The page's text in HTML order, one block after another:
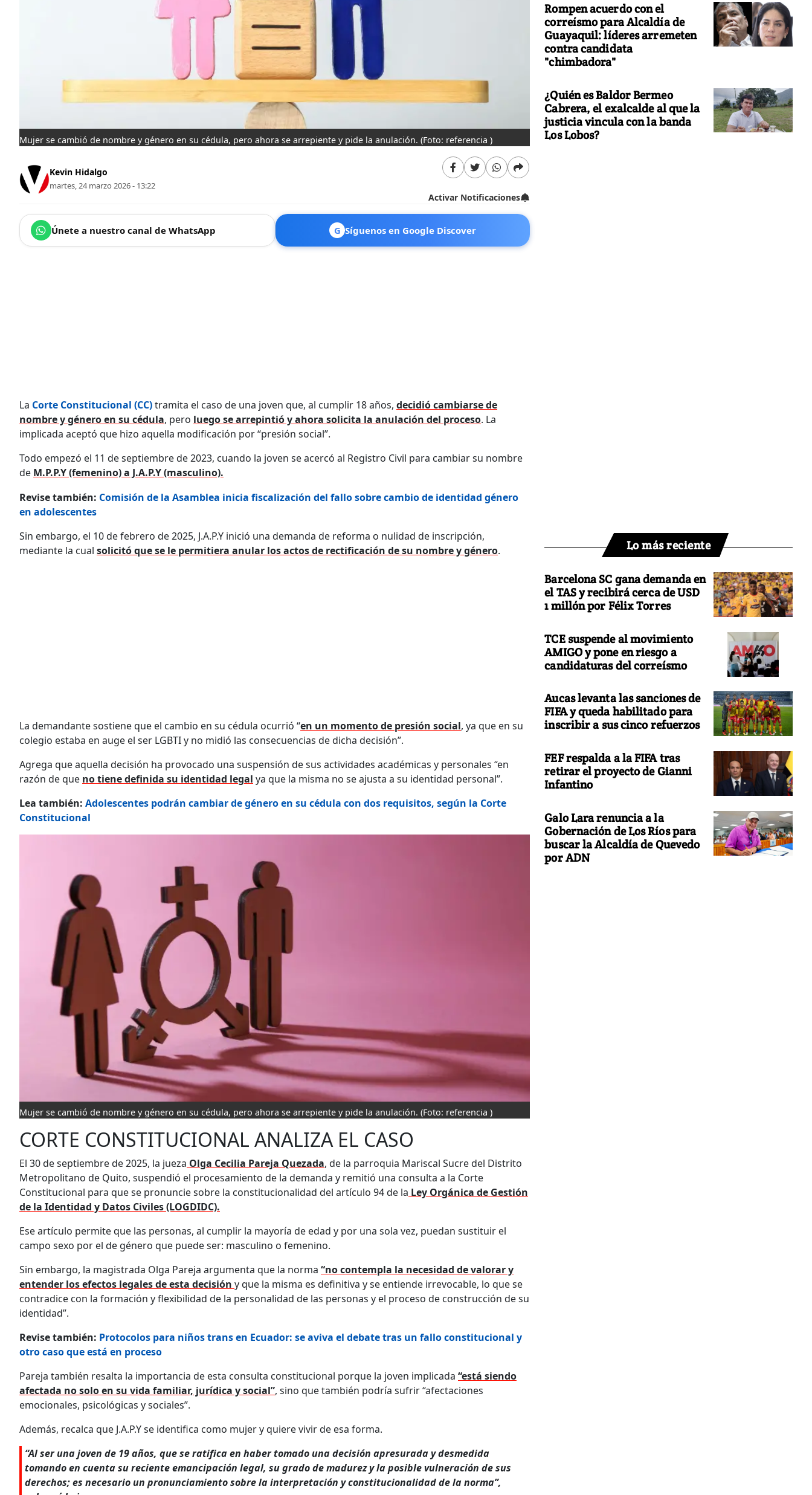
Mujer se cambió de nombre y género en su cédula, pero ahora se arrepiente y pide la anulación. (Foto: referencia )
Kevin Hidalgo
martes, 24 marzo 2026 - 13:22
Activar Notificaciones
Únete a nuestro canal de WhatsApp G Síguenos en Google Discover
La Corte Constitucional (CC)tramita el caso de una joven que, al cumplir 18 años, decidió cambiarse de
nombre y género en su cédula, pero luego se arrepintió y ahora solicita la anulación del proceso. La
implicada aceptó que hizo aquella modificación por “presión social”.
Todo empezó el 11 de septiembre de 2023, cuando la joven se acercó al Registro Civil para cambiar su nombre
de M.P.P.Y (femenino) a J.A.P.Y (masculino).
Revise también: Comisión de la Asamblea inicia fiscalización del fallo sobre cambio de identidad género
en adolescentes
Sin embargo, el 10 de febrero de 2025, J.A.P.Y inició una demanda de reforma o nulidad de inscripción,
mediante la cual solicitó que se le permitiera anular los actos de rectificación de su nombre y género.
La demandante sostiene que el cambio en su cédula ocurrió “en un momento de presión social, ya que en su
colegio estaba en auge el ser LGBTI y no midió las consecuencias de dicha decisión”.
Agrega que aquella decisión ha provocado una suspensión de sus actividades académicas y personales “en
razón de que no tiene definida su identidad legal ya que la misma no se ajusta a su identidad personal”.
Lea también: Adolescentes podrán cambiar de género en su cédula con dos requisitos, según la Corte
Constitucional
Mujer se cambió de nombre y género en su cédula, pero ahora se arrepiente y pide la anulación. (Foto: referencia )
CORTE CONSTITUCIONAL ANALIZA EL CASO
El 30 de septiembre de 2025, la jueza Olga Cecilia Pareja Quezada, de la parroquia Mariscal Sucre del Distrito
Metropolitano de Quito, suspendió el procesamiento de la demanda y remitió una consulta a la Corte
Constitucional para que se pronuncie sobre la constitucionalidad del artículo 94 de la Ley Orgánica de Gestión
de la Identidad y Datos Civiles (LOGDIDC).
Ese artículo permite que las personas, al cumplir la mayoría de edad y por una sola vez, puedan sustituir el
campo sexo por el de género que puede ser: masculino o femenino.
Sin embargo, la magistrada Olga Pareja argumenta que la norma “no contempla la necesidad de valorar y
entender los efectos legales de esta decisión y que la misma es definitiva y se entiende irrevocable, lo que se
contradice con la formación y flexibilidad de la personalidad de las personas y el proceso de construcción de su
identidad”.
Revise también: Protocolos para niños trans en Ecuador: se aviva el debate tras un fallo constitucional y
otro caso que está en proceso
Pareja también resalta la importancia de esta consulta constitucional porque la joven implicada “está siendo
afectada no solo en su vida familiar, jurídica y social”, sino que también podría sufrir “afectaciones
emocionales, psicológicas y sociales”.
Además, recalca que J.A.P.Y se identifica como mujer y quiere vivir de esa forma.
“Al ser una joven de 19 años, que se ratifica en haber tomado una decisión apresurada y desmedida
tomando en cuenta su reciente emancipación legal, su grado de madurez y la posible vulneración de sus
derechos; es necesario un pronunciamiento sobre la interpretación y constitucionalidad de la norma”,
Rompen acuerdo con el
correísmo para Alcaldía de
Guayaquil: líderes arremeten
contra candidata
"chimbadora"
¿Quién es Baldor Bermeo
Cabrera, el exalcalde al que la
justicia vincula con la banda
Los Lobos?
Lo más reciente
Barcelona SC gana demanda en
el TAS y recibirá cerca de USD
1 millón por Félix Torres
TCE suspende al movimiento
AMIGO y pone en riesgo a
candidaturas del correísmo
Aucas levanta las sanciones de
FIFA y queda habilitado para
inscribir a sus cinco refuerzos
FEF respalda a la FIFA tras
retirar el proyecto de Gianni
Infantino
Galo Lara renuncia a la
Gobernación de Los Ríos para
buscar la Alcaldía de Quevedo
por ADN